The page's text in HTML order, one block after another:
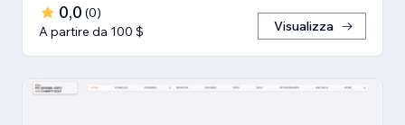
0,0 (0)
A partire da 100 $
Visualizza